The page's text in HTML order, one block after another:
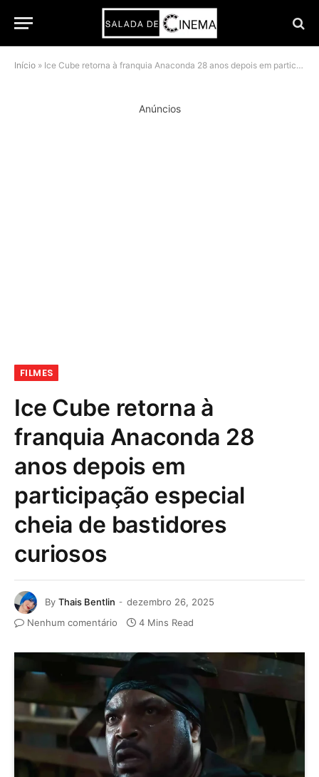
Início » Ice Cube retorna à franquia Anaconda 28 anos depois em participação especial cheia de bastidores curiosos
Anúncios
FILMES
Ice Cube retorna à
franquia Anaconda 28
anos depois em
participação especial
cheia de bastidores
curiosos
By Thais Bentlin
dezembro 26, 2025
Nenhum comentário
4 Mins Read